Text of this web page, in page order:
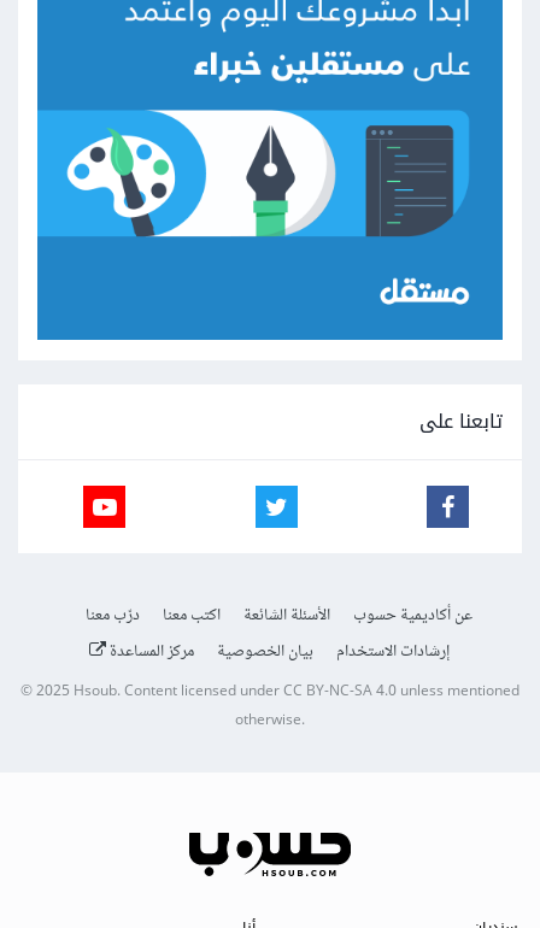
تابعنا على
عن أكاديمية حسوب الأسئلة الشائعة اكتب معنا
درّب معنا
إرشادات الاستخدام
بيان الخصوصية مركز المساعدة
© 2025Hsoub.Content licensed underCC BY-NC-SA 4.0unless mentioned
otherwise.